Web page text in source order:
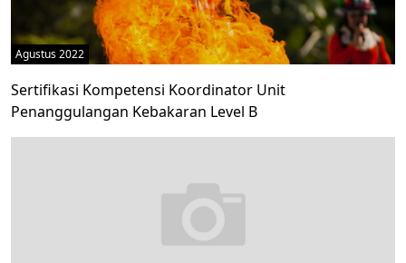
Agustus 2022
Sertifikasi Kompetensi Koordinator Unit
Penanggulangan Kebakaran Level B